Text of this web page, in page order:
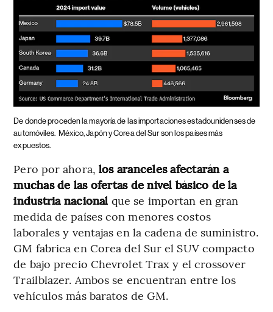
De donde proceden la mayoría de las importaciones estadounidenses de
automóviles. México, Japón y Corea del Sur son los países más
expuestos.
Pero por ahora, los aranceles afectarán a
muchas de las ofertas de nivel básico de la
industria nacional que se importan en gran
medida de países con menores costos
laborales y ventajas en la cadena de suministro.
GM fabrica en Corea del Sur el SUV compacto
de bajo precio Chevrolet Trax y el crossover
Trailblazer. Ambos se encuentran entre los
vehículos más baratos de GM.